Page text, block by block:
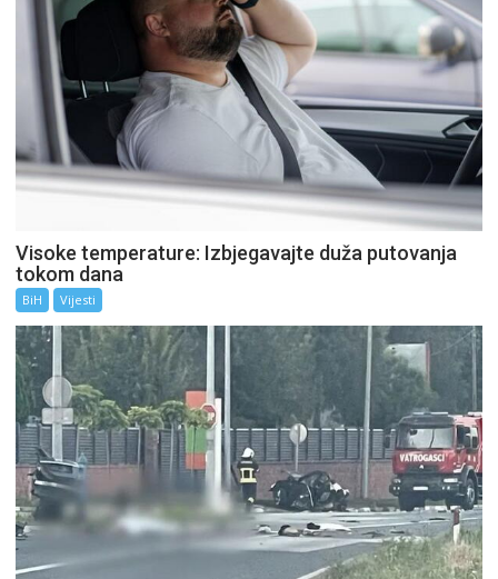
Visoke temperature: Izbjegavajte duža putovanja
tokom dana
BiH Vijesti